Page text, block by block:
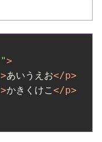
>
>あいうえお</p>
>かきくけこ</p>